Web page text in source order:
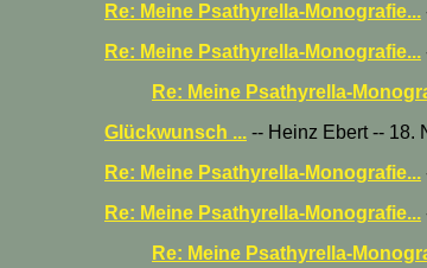
Re: Meine Psathyrella-Monografie...
Re: Meine Psathyrella-Monografie...
Re: Meine Psathyrella-
Glückwunsch ... -- Heinz Ebert -- 18.
Re: Meine Psathyrella-Monografie...
Re: Meine Psathyrella-Monografie...
Re: Meine Psathyrella-